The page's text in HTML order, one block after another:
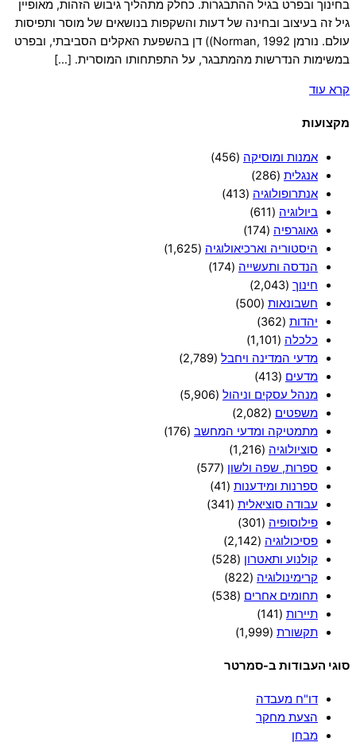
בחינוך ובפרט בגיל ההתבגרות. כחלק מתהליך גיבוש הזהות, מאופיין
גיל זה בעיצוב ובחינה של דעות והשקפות בנושאים של מוסר ותפיסות
עולם. נורמן Norman, 1992)) דן בהשפעת האקלים הסביבתי, ובפרט
במשימות הנדרשות מהמתבגר, על התפתחותו המוסרית. […]
קרא עוד
מקצועות
אמנות ומוסיקה (456)
אנגלית (286)
אנתרופולוגיה (413)
ביולוגיה (611)
גאוגרפיה (174)
היסטוריה וארכיאולוגיה (1,625)
הנדסה ותעשייה (174)
חינוך (2,043)
חשבונאות (500)
יהדות (362)
כלכלה (1,101)
מדעי המדינה ויחבל (2,789)
מדעים (413)
מנהל עסקים וניהול (5,906)
משפטים (2,082)
מתמטיקה ומדעי המחשב (176)
סוציולוגיה (1,216)
ספרות, שפה ולשון (577)
ספרנות ומידענות (41)
עבודה סוציאלית (341)
פילוסופיה (301)
פסיכולוגיה (2,142)
קולנוע ותאטרון (528)
קרימינולוגיה (822)
תחומים אחרים (538)
תיירות (141)
תקשורת (1,999)
סוגי העבודות ב-סמרטר
דו"ח מעבדה
הצעת מחקר
מבחן